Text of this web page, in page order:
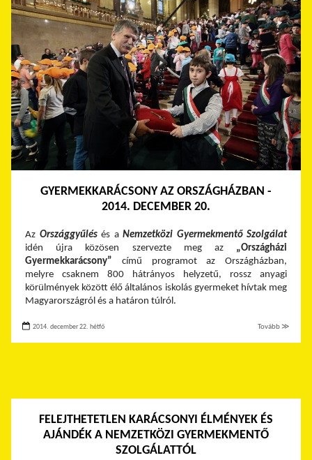
GYERMEKKARÁCSONY AZ ORSZÁGHÁZBAN -
2014. DECEMBER 20.
Az Országgyűlésés a Nemzetközi Gyermekmentő Szolgálat
idén újra közösen szervezte meg az „Országházi
Gyermekkarácsony” című programot az Országházban,
melyre csaknem 800 hátrányos helyzetű, rossz anyagi
körülmények között élő általános iskolás gyermeket hívtak meg
Magyarországról és a határon túlról.
2014. december 22. hétfő Tovább ≫
FELEJTHETETLEN KARÁCSONYI ÉLMÉNYEK ÉS
AJÁNDÉK A NEMZETKÖZI GYERMEKMENTŐ
SZOLGÁLATTÓL